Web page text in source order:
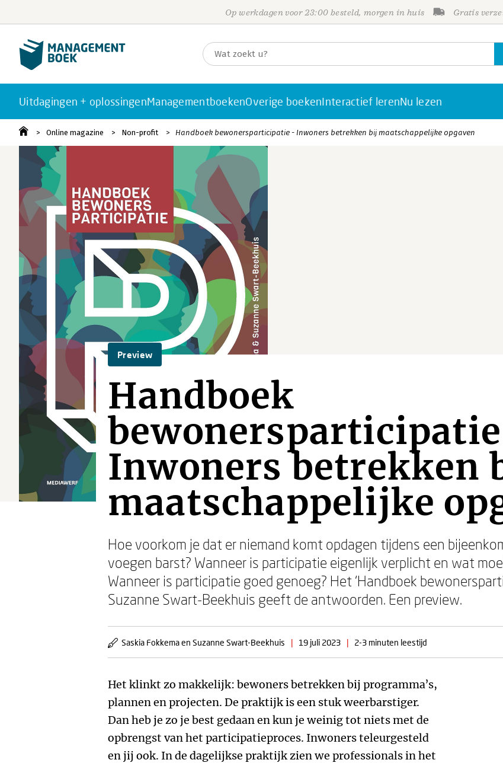
Op werkdagen voor 23:00 besteld, morgen in huis Gratis
Uitdagingen + oplossingenManagementboekenOverige boekenInteractief lerenNu lezen
Online magazine Non-profit Handboek bewonersparticipatie - Inwoners betrekken bij maatschappelijke opgaven
Preview
Handboek
Inwoners betrekken
maatschappelijke
Hoe voorkom je dat er niemand komt opdagen tijdens een
voegen barst? Wanneer is participatie eigenlijk verplicht en wat
Wanneer is participatie goed genoeg? Het ‘Handboek
Suzanne Swart-Beekhuis geeft de antwoorden. Een preview.
Saskia Fokkema en Suzanne Swart-Beekhuis | 19 juli 2023 | 2-3 minuten leestijd
Het klinkt zo makkelijk: bewoners betrekken bij programma’s,
plannen en projecten. De praktijk is een stuk weerbarstiger.
Dan heb je zo je best gedaan en kun je weinig tot niets met de
opbrengst van het participatieproces. Inwoners teleurgesteld
en jij ook. In de dagelijkse praktijk zien we professionals in het